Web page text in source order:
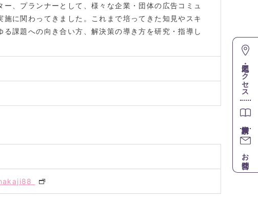
ー、プランナーとして、様々な企業・団体の広告コミュ
施に関わってきました。これまで培ってきた知見やスキ
る課題への向き合い方、解決策の導き方を研究・指導し
地図・アクセス
お問合せ